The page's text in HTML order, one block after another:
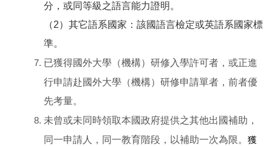
分，或同等級之語言能力證明。
（2）其它語系國家：該國語言檢定或英語系國家標
準。
已獲得國外大學（機構）研修入學許可者，或正進
行申請赴國外大學（機構）研修申請單者，前者優
先考量。
未曾或未同時領取本國政府提供之其他出國補助，
同一申請人，同一教育階段，以補助一次為限。 獲